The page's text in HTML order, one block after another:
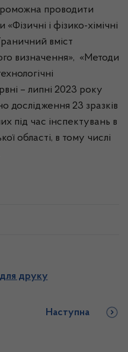
проводити
і фізико-хімічні
вміст
визначення», «Методи
– липні 2023 року
дослідження 23 зразків
під час інспектувань в
області, в тому числі
для друку
Наступна